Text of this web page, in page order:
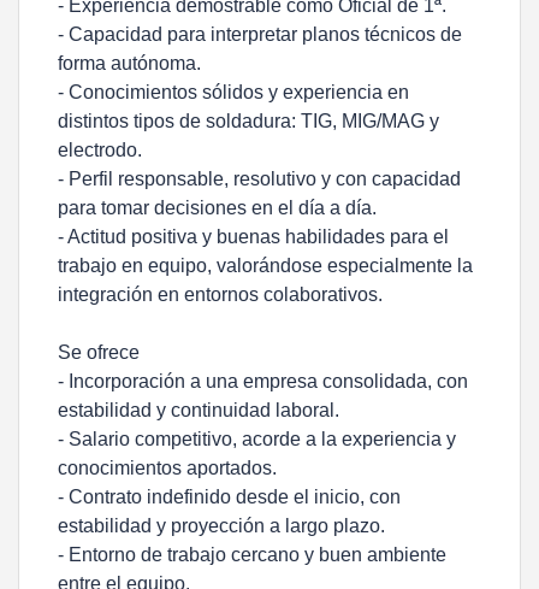
- Experiencia demostrable como Oficial de 1ª.
- Capacidad para interpretar planos técnicos de
forma autónoma.
- Conocimientos sólidos y experiencia en
distintos tipos de soldadura: TIG, MIG/MAG y
electrodo.
- Perfil responsable, resolutivo y con capacidad
para tomar decisiones en el día a día.
- Actitud positiva y buenas habilidades para el
trabajo en equipo, valorándose especialmente la
integración en entornos colaborativos.
Se ofrece
- Incorporación a una empresa consolidada, con
estabilidad y continuidad laboral.
- Salario competitivo, acorde a la experiencia y
conocimientos aportados.
- Contrato indefinido desde el inicio, con
estabilidad y proyección a largo plazo.
- Entorno de trabajo cercano y buen ambiente
entre el equipo.